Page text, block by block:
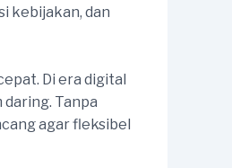
kebijakan, dan
Di era digital
Tanpa
agar fleksibel